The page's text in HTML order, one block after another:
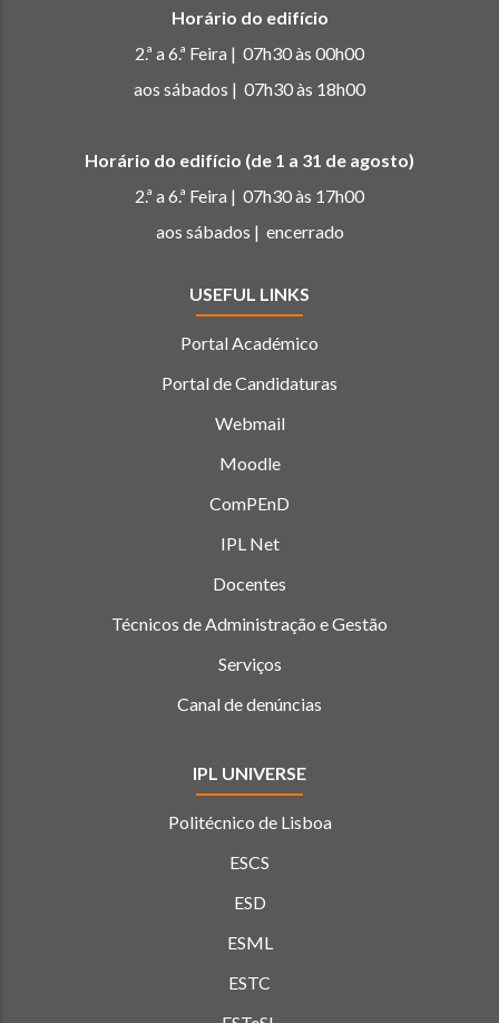
Horário do edifício
2.ª a 6.ª Feira | 07h30 às 00h00
aos sábados | 07h30 às 18h00
Horário do edifício (de 1 a 31 de agosto)
2.ª a 6.ª Feira | 07h30 às 17h00
aos sábados | encerrado
USEFUL LINKS
Portal Académico
Portal de Candidaturas
Webmail
Moodle
ComPEnD
IPL Net
Docentes
Técnicos de Administração e Gestão
Serviços
Canal de denúncias
IPL UNIVERSE
Politécnico de Lisboa
ESCS
ESD
ESML
ESTC